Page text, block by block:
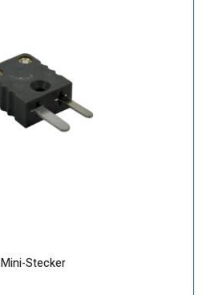
Mini-Stecker